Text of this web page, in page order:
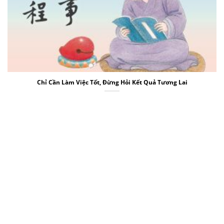
Chỉ Cần Làm Việc Tốt, Đừng Hỏi Kết Quả Tương Lai